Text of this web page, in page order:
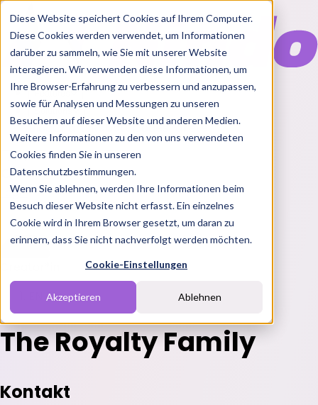
Diese Website speichert Cookies auf Ihrem Computer.
Diese Cookies werden verwendet, um Informationen
darüber zu sammeln, wie Sie mit unserer Website
interagieren. Wir verwenden diese Informationen, um
Ihre Browser-Erfahrung zu verbessern und anzupassen,
sowie für Analysen und Messungen zu unseren
Besuchern auf dieser Website und anderen Medien.
Weitere Informationen zu den von uns verwendeten
Cookies finden Sie in unseren
Datenschutzbestimmungen.
Wenn Sie ablehnen, werden Ihre Informationen beim
Besuch dieser Website nicht erfasst. Ein einzelnes
Cookie wird in Ihrem Browser gesetzt, um daran zu
erinnern, dass Sie nicht nachverfolgt werden möchten.
Cookie-Einstellungen
Akzeptieren Ablehnen
Features
Solutions
BlogChartsRabatt CodesPakete
Login
The Royalty Family
Kontakt